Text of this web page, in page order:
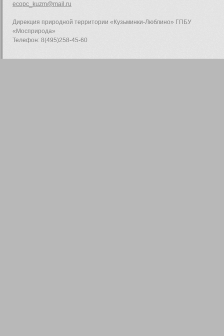
ecopc_kuzm@mail.ru
Дирекция природной территории «Кузьминки-Люблино» ГПБУ
«Мосприрода»
Телефон: 8(495)258-45-60